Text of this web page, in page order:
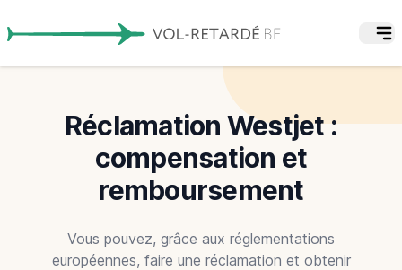
Réclamation Westjet :
compensation et
remboursement
Vous pouvez, grâce aux réglementations
européennes, faire une réclamation et obtenir